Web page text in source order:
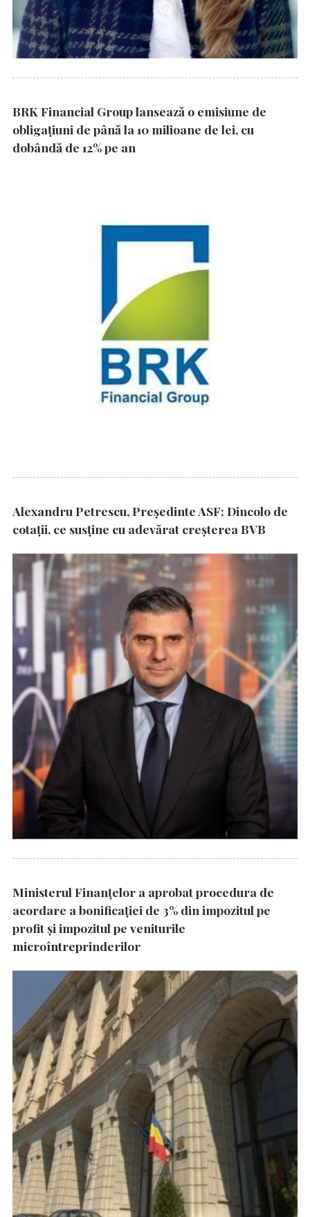
BRK Financial Group lansează o emisiune de
obligațiuni de până la 10 milioane de lei, cu
dobândă de 12% pe an
Alexandru Petrescu, Președinte ASF: Dincolo de
cotații, ce susține cu adevărat creșterea BVB
Ministerul Finanțelor a aprobat procedura de
acordare a bonificației de 3% din impozitul pe
profit și impozitul pe veniturile
microîntreprinderilor